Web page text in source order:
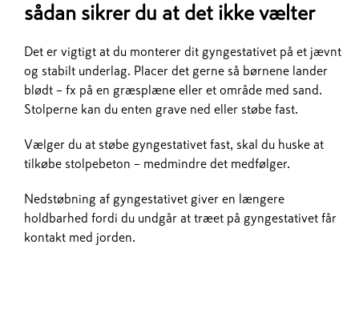
sådan sikrer du at det ikke vælter
Det er vigtigt at du monterer dit gyngestativet på et jævnt
og stabilt underlag. Placer det gerne så børnene lander
blødt – fx på en græsplæne eller et område med sand.
Stolperne kan du enten grave ned eller støbe fast.
Vælger du at støbe gyngestativet fast, skal du huske at
tilkøbe stolpebeton – medmindre det medfølger.
Nedstøbning af gyngestativet giver en længere
holdbarhed fordi du undgår at træet på gyngestativet får
kontakt med jorden.